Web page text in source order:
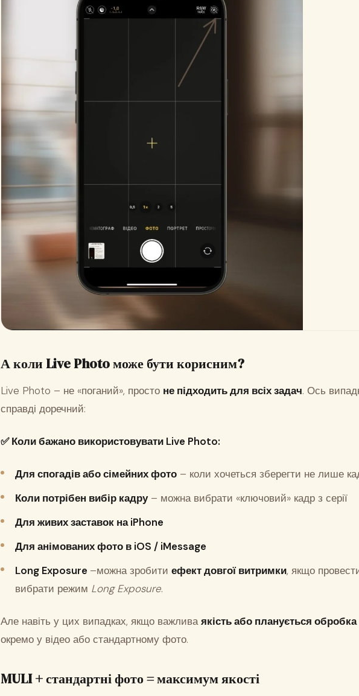
А коли Live Photo може бути корисним?
Live Photo – не «поганий», просто не підходить для всіх задач. Ось
справді доречний:
✅Коли бажано використовувати Live Photo:
Для спогадів або сімейних фото – коли хочеться зберегти не лише
Коли потрібен вибір кадру– можна вибрати «ключовий» кадр з серії
Для живих заставок на iPhone
Для анімованих фото в iOS / iMessage
Long Exposure –можна зробити ефект довгої витримки, якщо
вибрати режим Long Exposure.
Але навіть у цих випадках, якщо важливаякість або планується обробка
окремо у відео або стандартному фото.
MULI + стандартні фото = максимум якості